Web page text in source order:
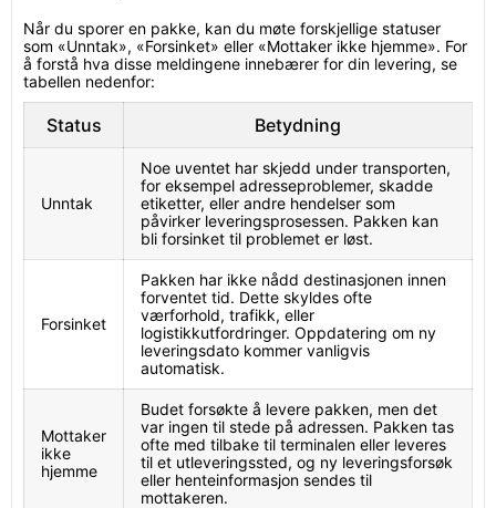
Når du sporer en pakke, kan du møte forskjellige statuser
som «Unntak», «Forsinket» eller «Mottaker ikke hjemme». For
å forstå hva disse meldingene innebærer for din levering, se
tabellen nedenfor:
Status Betydning
Unntak
Noe uventet har skjedd under transporten,
for eksempel adresseproblemer, skadde
etiketter, eller andre hendelser som
påvirker leveringsprosessen. Pakken kan
bli forsinket til problemet er løst.
Forsinket
Pakken har ikke nådd destinasjonen innen
forventet tid. Dette skyldes ofte
værforhold, trafikk, eller
logistikkutfordringer. Oppdatering om ny
leveringsdato kommer vanligvis
automatisk.
Mottaker
ikke
hjemme
Budet forsøkte å levere pakken, men det
var ingen til stede på adressen. Pakken tas
ofte med tilbake til terminalen eller leveres
til et utleveringssted, og ny leveringsforsøk
eller henteinformasjon sendes til
mottakeren.